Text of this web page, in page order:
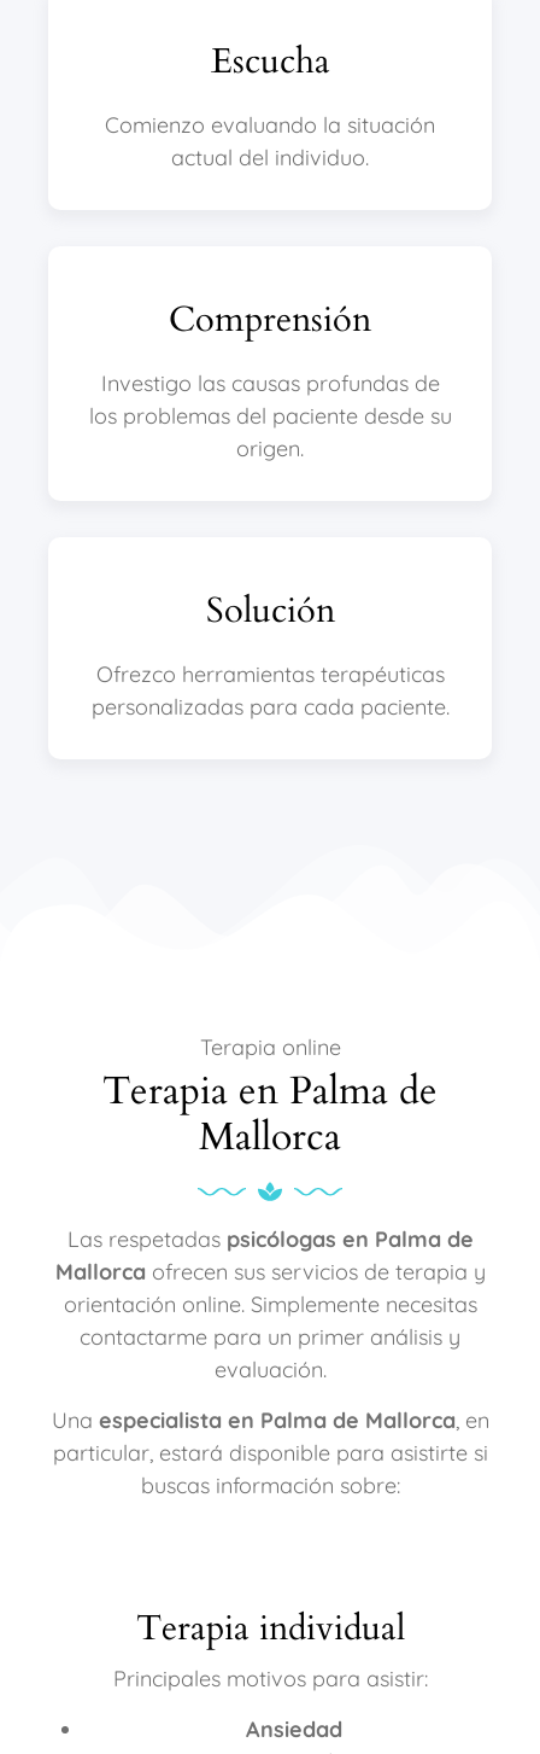
Escucha
Comienzo evaluando la situación
actual del individuo.
Comprensión
Investigo las causas profundas de
los problemas del paciente desde su
origen.
Solución
Ofrezco herramientas terapéuticas
personalizadas para cada paciente.
Terapia online
Terapia en Palma de
Mallorca
Las respetadas psicólogas en Palma de
Mallorca ofrecen sus servicios de terapia y
orientación online. Simplemente necesitas
contactarme para un primer análisis y
evaluación.
Una especialista en Palma de Mallorca, en
particular, estará disponible para asistirte si
buscas información sobre:
Terapia individual
Principales motivos para asistir:
Ansiedad